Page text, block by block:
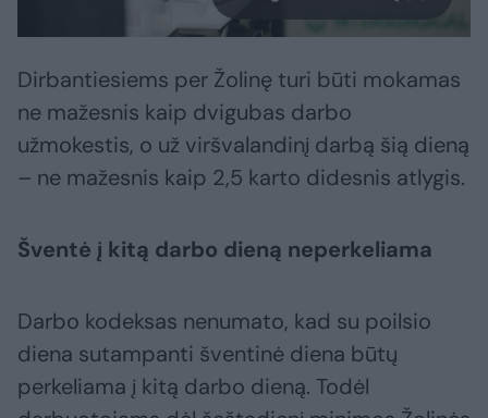
Dirbantiesiems per Žolinę turi būti mokamas
ne mažesnis kaip dvigubas darbo
užmokestis, o už viršvalandinį darbą šią dieną
– ne mažesnis kaip 2,5 karto didesnis atlygis.
Šventė į kitą darbo dieną neperkeliama
Darbo kodeksas nenumato, kad su poilsio
diena sutampanti šventinė diena būtų
perkeliama į kitą darbo dieną. Todėl